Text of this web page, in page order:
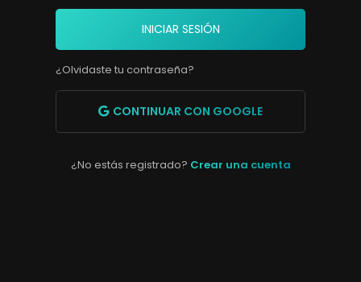
INICIAR SESIÓN
¿Olvidaste tu contraseña?
CONTINUAR CON GOOGLE
¿No estás registrado? Crear una cuenta